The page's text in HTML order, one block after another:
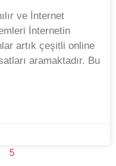
ve İnternet
İnternetin
artık çeşitli online
aramaktadır. Bu
5